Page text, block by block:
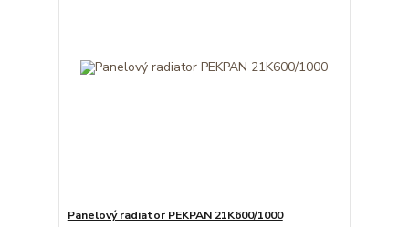
Panelový radiator PEKPAN 21K600/1000